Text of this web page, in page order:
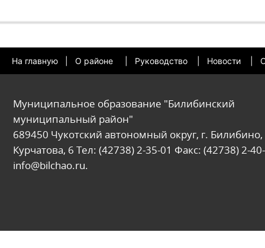
На главную О районе Руководство Новости
Муниципальное образование "Билибинский
муниципальный район"
689450 Чукотский автономный округ, г. Билибино,
Курчатова, 6 Тел: (42738) 2-35-01 Факс: (42738) 2-
info@bilchao.ru.